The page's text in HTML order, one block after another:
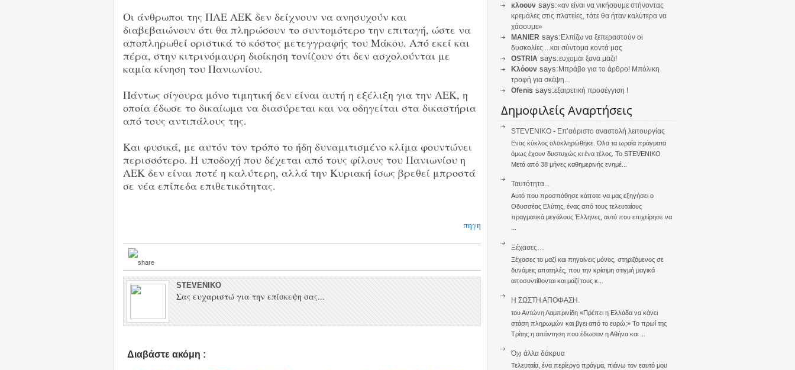
Οι άνθρωποι της ΠΑΕ ΑΕΚ δεν δείχνουν να ανησυχούν και
διαβεβαιώνουν ότι θα πληρώσουν το συντομότερο την επιταγή, ώστε να
αποπληρωθεί οριστικά το κόστος μετεγγραφής του Μάκου. Από εκεί και
πέρα, στην κιτρινόμαυρη διοίκηση τονίζουν ότι δεν ασχολούνται με
καμία κίνηση του Πανιωνίου.
Πάντως σίγουρα μόνο τιμητική δεν είναι αυτή η εξέλιξη για την ΑΕΚ, η
οποία έδωσε το δικαίωμα να διασύρεται και να οδηγείται στα δικαστήρια
από τους αντιπάλους της.
Και φυσικά, με αυτόν τον τρόπο το ήδη δυναμιτισμένο κλίμα φουντώνει
περισσότερο. Η υποδοχή που δέχεται από τους φίλους του Πανιωνίου η
ΑΕΚ δεν είναι ποτέ η καλύτερη, αλλά την Κυριακή ίσως βρεθεί μπροστά
σε νέα επίπεδα επιθετικότητας.
πηγη
STEVENIKO
Σας ευχαριστώ για την επίσκεψη σας...
Διαβάστε ακόμη :
κλοουν says:«αν είναι να νικήσουμε στήνοντας
κρεμάλες στις πλατείες, τότε θα ήταν καλύτερα να
χάσουμε»
MANIER says: Ελπίζω να ξεπεραστούν οι
δυσκολίες....και σύντομα κοντά μας
OSTRIA says:ευχομαι ξανα μαζι!
Κλόουν says: Μπράβο για το άρθρο! Μπόλικη
τροφή για σκέψη...
Ofenis says:εξαιρετική προσέγγιση !
Δημοφιλείς Αναρτήσεις
STEVENIKO - Επ’αόριστο αναστολή λειτουργίας
Ενας κύκλος ολοκληρώθηκε. Όλα τα ωραία πράγματα
όμως έχουν δυστυχώς κι ένα τέλος. Το STEVENIKO
Μετά από 38 μήνες καθημερινής ενημέ...
Ταυτότητα...
Αυτό που προσπάθησε κάποτε να μας εξηγήσει ο
Οδυσσέας Ελύτης, ένας από τους τελευταίους
πραγματικά μεγάλους Έλληνες, αυτό που επιχείρησε να
...
Ξέχασες…
Ξέχασες το μαζί και πηγαίνεις μόνος, στηριζόμενος σε
δυνάμεις απατηλές, που την κρίσιμη στιγμή μαγικά
αποσυντίθονται και μαζί τους κ...
Η ΣΩΣΤΗ ΑΠΟΦΑΣΗ.
του Αντώνη Λαμπρινίδη «Πρέπει η Ελλάδα να κάνει
στάση πληρωμών και βγει από το ευρώ;» Το πρωί της
Τρίτης η απάντηση που έδωσαν η Αθήνα και ...
Όχι άλλα δάκρυα
Τελευταία, ένα περίεργο πράγμα, πιάνω τον εαυτό μου